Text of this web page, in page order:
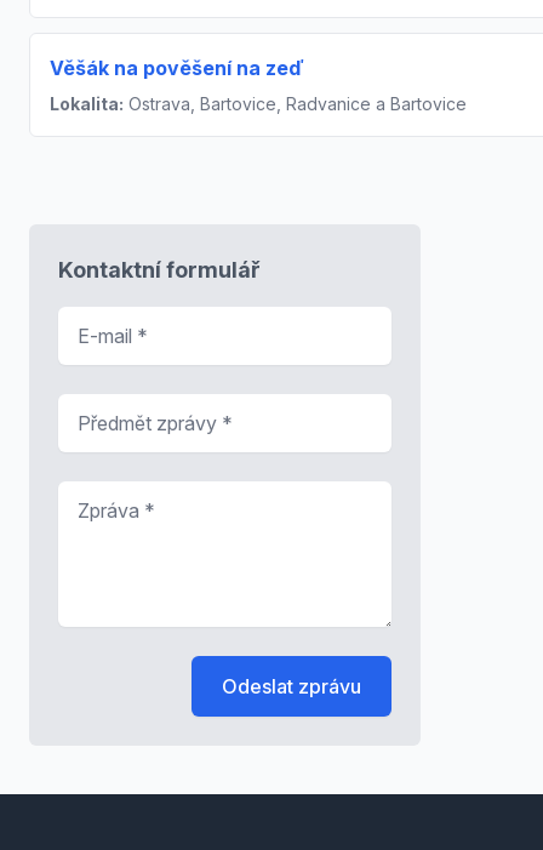
Věšák na pověšení na zeď
Lokalita: Ostrava, Bartovice, Radvanice a Bartovice
Kontaktní formulář
Odeslat zprávu